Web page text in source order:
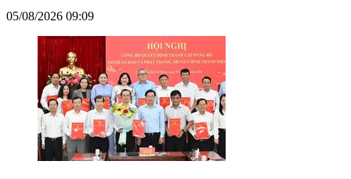
05/08/2026 09:09